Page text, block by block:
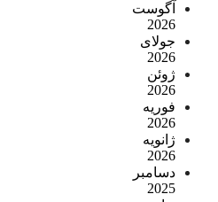
آگوست
2026
جولای
2026
ژوئن
2026
فوریه
2026
ژانویه
2026
دسامبر
2025